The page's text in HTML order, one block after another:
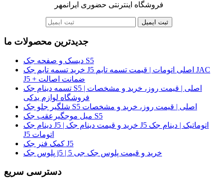
فروشگاه اینترنتی حضوری ایرانمهر
ثبت ایمیل
جدیدترین محصولات ما
دیسک و صفحه جک S5
خرید تسمه تایم جک J5 اصلی اتومات | قیمت تسمه تایم JAC
J5 + ضمانت اصالت
تسمه دینام جک S5 اصلی | قیمت روز، خرید و مشخصات |
فروشگاه لوازم یدکی
شلگیر جلو جک S5 اصلی | قیمت روز، خرید و مشخصات
میل موجگیرعقب جک S5
دینام جک J5 | خرید و قیمت دینام جک J5 اتوماتیک | دینام جک
J5 اتومات
کمک فنر جک J5
پلوس جک j5 | خرید و قیمت پلوس جک جی 5
دسترسی سریع